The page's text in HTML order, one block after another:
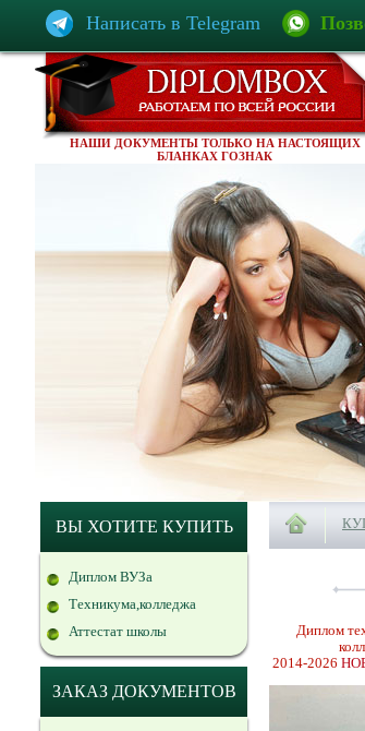
Написать в Telegram
НАШИ ДОКУМЕНТЫ ТОЛЬКО НА НАСТОЯЩИХ
БЛАНКАХ ГОЗНАК
ВЫ ХОТИТЕ КУПИТЬ
Диплом ВУЗа
Техникума,колледжа
Аттестат школы
ЗАКАЗ ДОКУМЕНТОВ
Диплом
2014-2026